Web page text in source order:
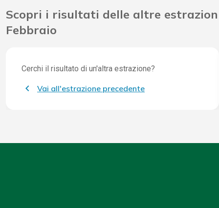
Scopri i risultati delle altre
Febbraio
Cerchi il risultato di un'altra estrazione?
Vai all'estrazione precedente